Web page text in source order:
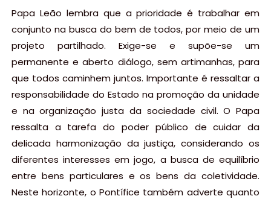
Papa Leão lembra que a prioridade é trabalhar em
conjunto na busca do bem de todos, por meio de um
projeto partilhado. Exige-se e supõe-se um
permanente e aberto diálogo, sem artimanhas, para
que todos caminhem juntos. Importante é ressaltar a
responsabilidade do Estado na promoção da unidade
e na organização justa da sociedade civil. O Papa
ressalta a tarefa do poder público de cuidar da
delicada harmonização da justiça, considerando os
diferentes interesses em jogo, a busca de equilíbrio
entre bens particulares e os bens da coletividade.
Neste horizonte, o Pontífice também adverte quanto